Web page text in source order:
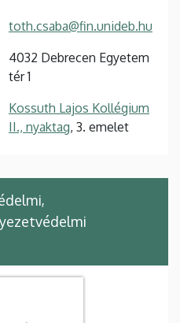
toth.csaba@fin.unideb.hu
4032 Debrecen Egyetem
tér 1
Kossuth Lajos Kollégium
II., nyaktag, 3. emelet